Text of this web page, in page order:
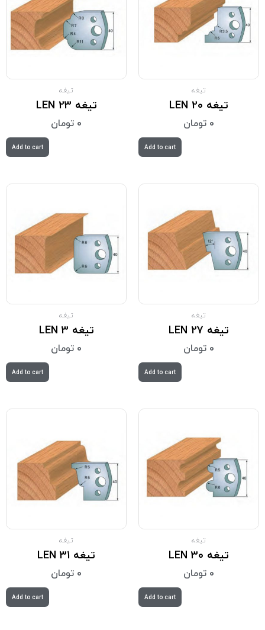
تیغه
تیغه LEN 20
0 تومان
Add to cart
تیغه
تیغه LEN 23
0 تومان
Add to cart
تیغه
تیغه LEN 27
0 تومان
Add to cart
تیغه
تیغه LEN 3
0 تومان
Add to cart
تیغه
تیغه LEN 30
0 تومان
Add to cart
تیغه
تیغه LEN 31
0 تومان
Add to cart